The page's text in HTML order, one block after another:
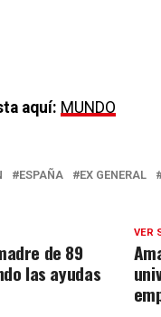
aquí: MUNDO
ESPAÑA EX GENERAL
VER
de 89
las ayudas